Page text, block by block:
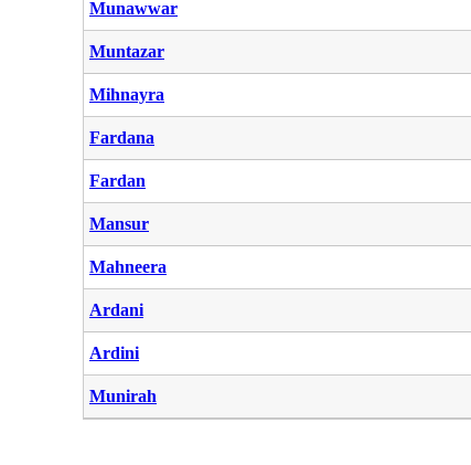
Munawwar
Muntazar
Mihnayra
Fardana
Fardan
Mansur
Mahneera
Ardani
Ardini
Munirah